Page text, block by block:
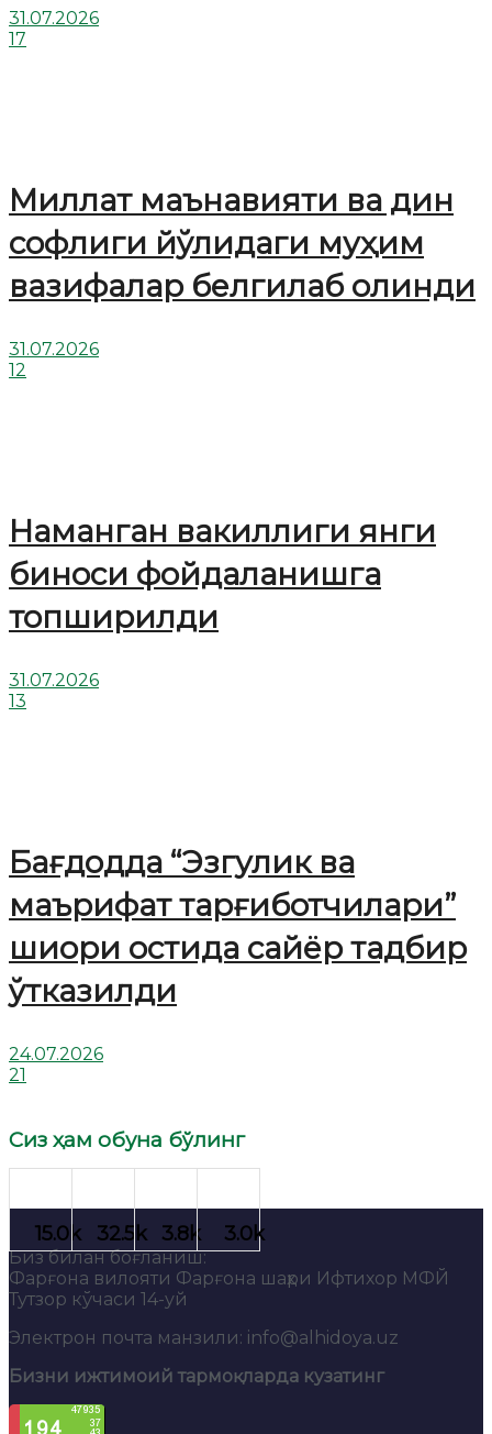
31.07.2026
17
Миллат маънавияти ва дин
софлиги йўлидаги муҳим
вазифалар белгилаб олинди
31.07.2026
12
Наманган вакиллиги янги
биноси фойдаланишга
топширилди
31.07.2026
13
Бағдодда “Эзгулик ва
маърифат тарғиботчилари”
шиори остида сайёр тадбир
ўтказилди
24.07.2026
21
Сиз ҳам обуна бўлинг
Биз билан боғланиш:
Фарғона вилояти Фарғона шаҳри Ифтихор МФЙ
Тутзор кўчаси 14-уй
Электрон почта манзили: info@alhidoya.uz
Бизни ижтимоий тармоқларда кузатинг